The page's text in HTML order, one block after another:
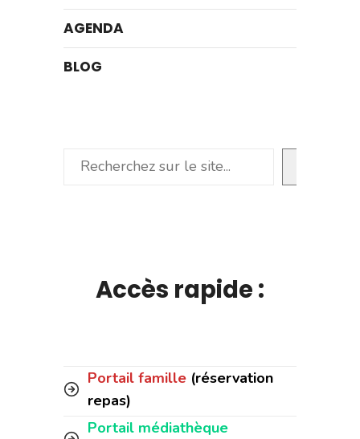
AGENDA
BLOG
Rechercher
Accès rapide :
Portail famille (réservation
repas)
Portail médiathèque